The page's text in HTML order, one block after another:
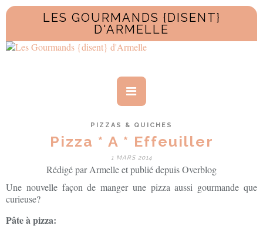
LES GOURMANDS {DISENT}
D'ARMELLE
PIZZAS & QUICHES
Pizza * A * Effeuiller
1 MARS 2014
Rédigé par Armelle et publié depuis Overblog
Une nouvelle façon de manger une pizza aussi gourmande que
curieuse?
Pâte à pizza: